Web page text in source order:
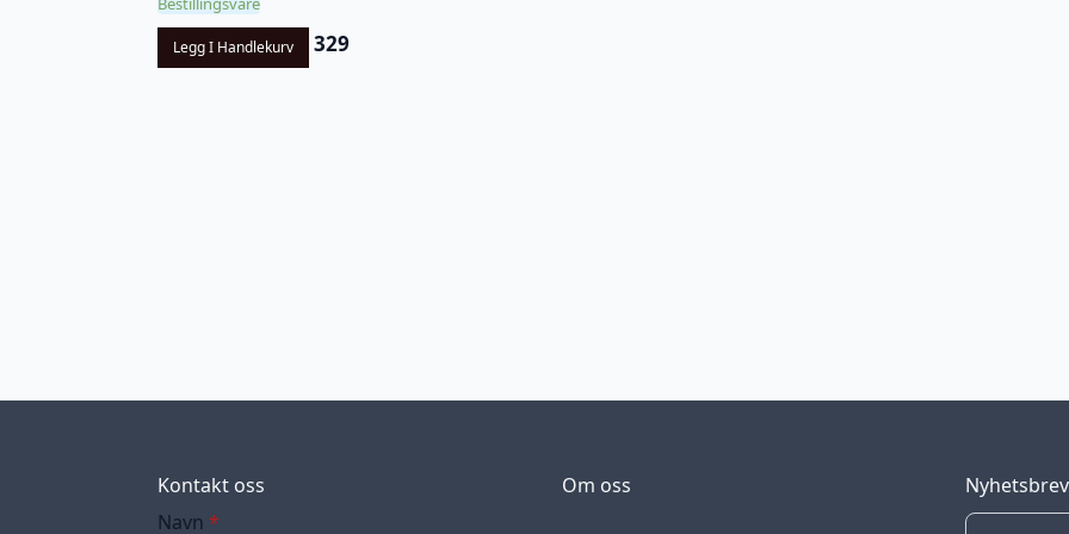
Legg I Handlekurv 329
Kontakt oss
Navn *
Om oss
Nyhetsbrev